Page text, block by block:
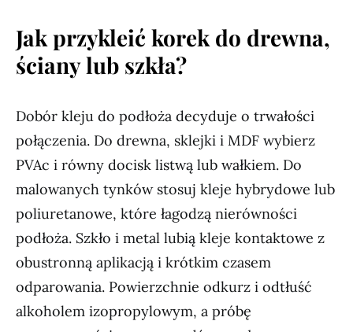
Jak przykleić korek do drewna,
ściany lub szkła?
Dobór kleju do podłoża decyduje o trwałości
połączenia. Do drewna, sklejki i MDF wybierz
PVAc i równy docisk listwą lub wałkiem. Do
malowanych tynków stosuj kleje hybrydowe lub
poliuretanowe, które łagodzą nierówności
podłoża. Szkło i metal lubią kleje kontaktowe z
obustronną aplikacją i krótkim czasem
odparowania. Powierzchnie odkurz i odtłuść
alkoholem izopropylowym, a próbę